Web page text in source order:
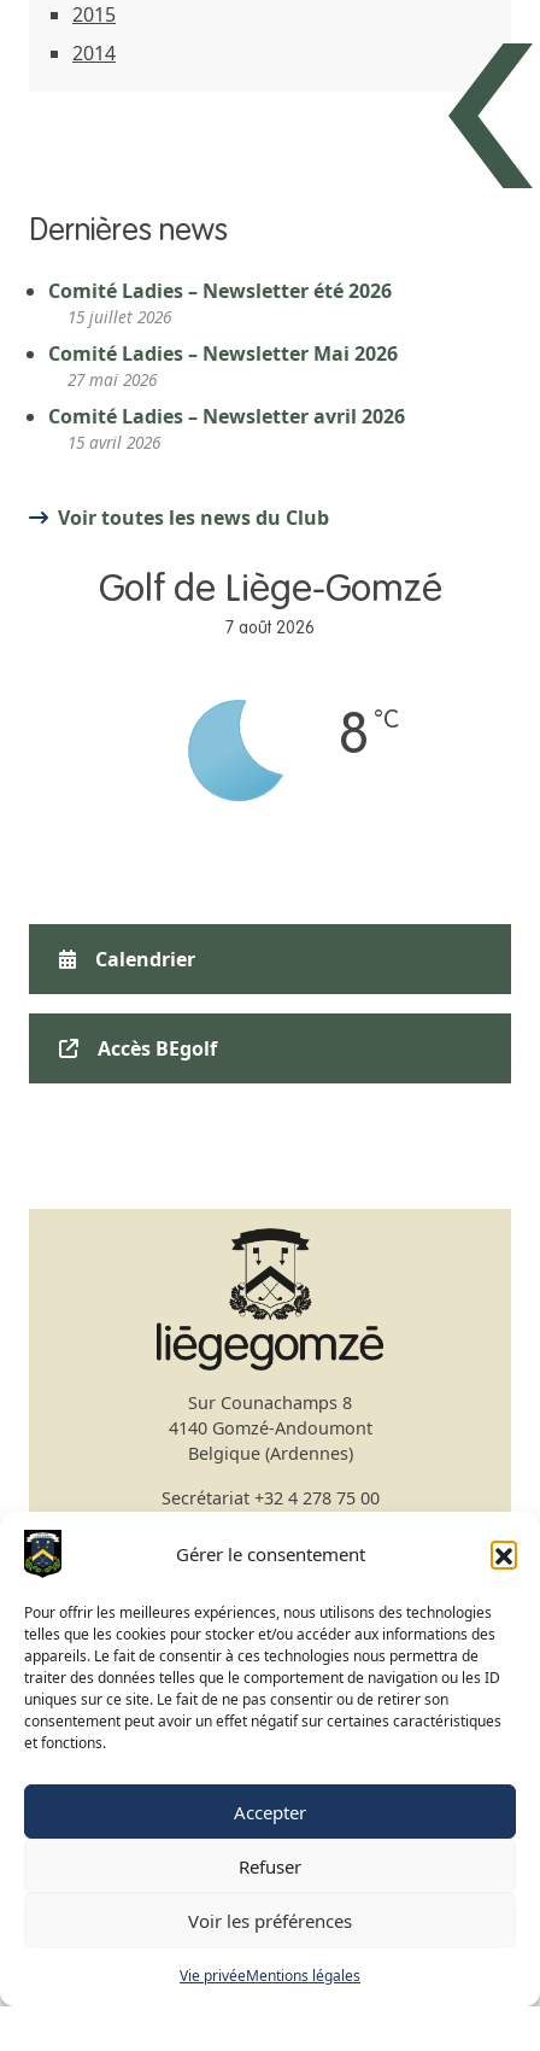
Gérer le consentement
Pour offrir les meilleures expériences, nous utilisons des technologies
telles que les cookies pour stocker et/ou accéder aux informations des
appareils. Le fait de consentir à ces technologies nous permettra de
traiter des données telles que le comportement de navigation ou les ID
uniques sur ce site. Le fait de ne pas consentir ou de retirer son
consentement peut avoir un effet négatif sur certaines caractéristiques
et fonctions.
Accepter
Refuser
Voir les préférences
Vie privéeMentions légales
2015
2014
Dernières news
Comité Ladies – Newsletter été 2026
15 juillet 2026
Comité Ladies – Newsletter Mai 2026
27 mai 2026
Comité Ladies – Newsletter avril 2026
15 avril 2026
Voir toutes les news du Club
Golf de Liège-Gomzé
7 août 2026
8 °C
Calendrier
Accès BEgolf
Sur Counachamps 8
4140 Gomzé-Andoumont
Belgique (Ardennes)
Secrétariat+32 4 278 75 00
Bar/Restaurant+32 4 278 75 03
Réserver un green fee
Apprendre le golf
Calendrier du Club
Ouverture du terrain
FR NL EN
2015-2025 Golf de Liège-Gomzé
Mentions légales
Site web réalisé parAdret & Ubac